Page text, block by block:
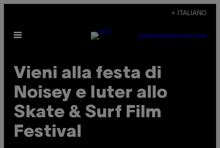
contenuto
+ ITALIANO
Apri
SUBSCRIBENEWSLETTER
Vieni alla festa di
Noisey e Iuter allo
Skate & Surf Film
Festival